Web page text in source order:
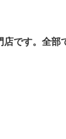
です。全